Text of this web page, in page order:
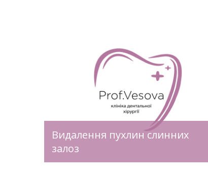
Видалення пухлин слинних
залоз